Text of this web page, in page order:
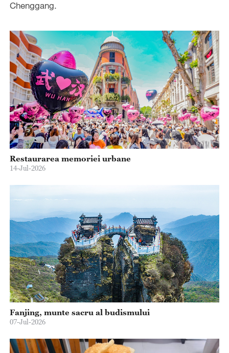
Chenggang.
Restaurarea memoriei urbane
14-Jul-2026
Fanjing, munte sacru al budismului
07-Jul-2026